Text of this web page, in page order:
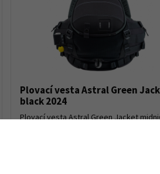
Plovací vesta Astral Green
black 2024
Plovací vesta Astral Green Jacket